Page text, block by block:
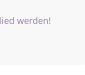
werden!